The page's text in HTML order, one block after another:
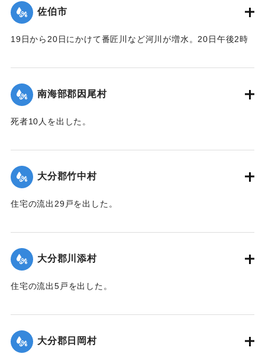
｜固有コード: 00481055
佐伯市
19日から20日にかけて番匠川など河川が増水。20日午後2時
た。現地では警防団が平屋の住民をほかの2階建ての家へ避難
させるなどした。
【出典：大分合同新聞 1943年9月25日朝刊2面】
南海部郡因尾村
死者10人を出した。
｜固有コード:00481057
大分郡竹中村
住宅の流出29戸を出した。
｜固有コード:00481050
大分郡川添村
住宅の流出5戸を出した。
｜固有コード:00481051
大分郡日岡村